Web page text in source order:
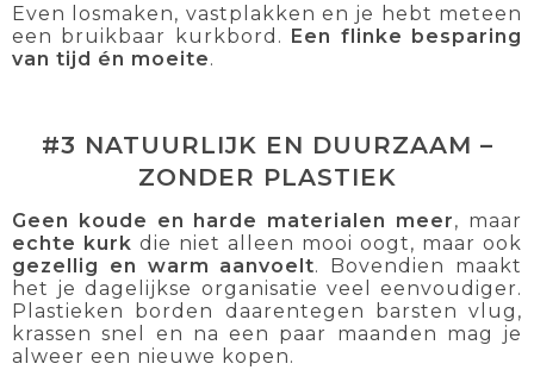
Even losmaken, vastplakken en je hebt meteen
een bruikbaar kurkbord. Een flinke besparing
van tijd én moeite.
#3 NATUURLIJK EN DUURZAAM –
ZONDER PLASTIEK
Geen koude en harde materialen meer, maar
echte kurk die niet alleen mooi oogt, maar ook
gezellig en warm aanvoelt. Bovendien maakt
het je dagelijkse organisatie veel eenvoudiger.
Plastieken borden daarentegen barsten vlug,
krassen snel en na een paar maanden mag je
alweer een nieuwe kopen.